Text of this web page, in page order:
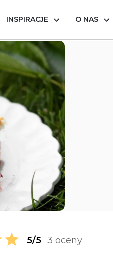
INSPIRACJE O NAS
5/5 3 oceny